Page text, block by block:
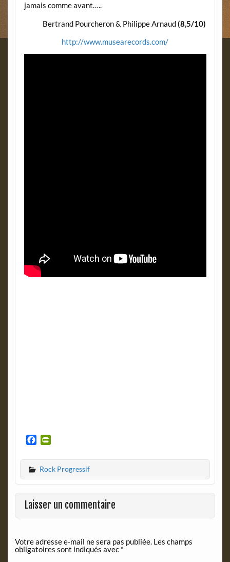
jamais comme avant…..
Bertrand Pourcheron & Philippe Arnaud(8,5/10)
http://www.musearecords.com/
c
e
b
o
o
k
i
n
t
F
r
e
d
l
Rock Progressif
Laisser un commentaire
Votre adresse e-mail ne sera pas publiée. Les champs
obligatoires sont indiqués avec *